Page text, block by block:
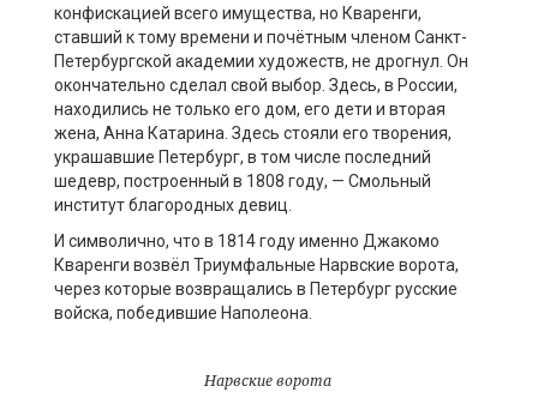
конфискацией всего имущества, но Кваренги,
ставший к тому времени и почётным членом Санкт-
Петербургской академии художеств, не дрогнул. Он
окончательно сделал свой выбор. Здесь, в России,
находились не только его дом, его дети и вторая
жена, Анна Катарина. Здесь стояли его творения,
украшавшие Петербург, в том числе последний
шедевр, построенный в 1808 году, — Смольный
институт благородных девиц.
И символично, что в 1814 году именно Джакомо
Кваренги возвёл Триумфальные Нарвские ворота,
через которые возвращались в Петербург русские
войска, победившие Наполеона.
Нарвские ворота